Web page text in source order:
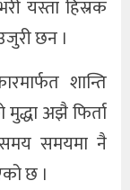
यस्ता हिस्रक
छन ।
शान्ति
अझै फिर्ता
समयमा नै
छ ।